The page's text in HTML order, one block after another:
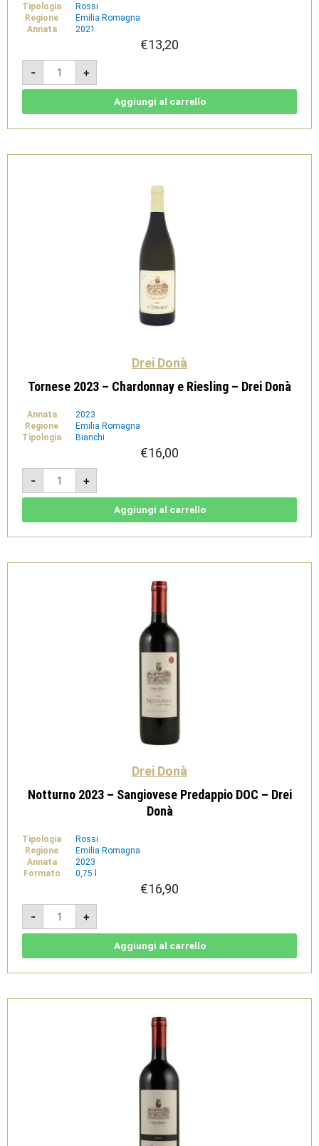
Tipologia
Rossi
Regione
Emilia Romagna
Annata
2021
€13,20
-
Lilybeth
2021
Bio
-
+
Aggiungi al carrello
Drei Donà
Tornese 2023 – Chardonnay e Riesling – Drei Donà
Annata
2023
Regione
Emilia Romagna
Tipologia
Bianchi
€16,00
-
Tornese
2023
-
Chardonnay
Drei
+
Aggiungi al carrello
Drei Donà
Notturno 2023 – Sangiovese Predappio DOC – Drei
Donà
Tipologia
Rossi
Regione
Emilia Romagna
Annata
2023
Formato
0,75 l
€16,90
-
Notturno
2023
-
Sangiovese
Drei
+
Aggiungi al carrello